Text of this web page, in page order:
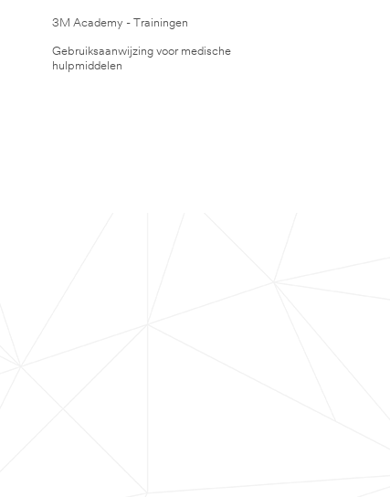
3M Academy - Trainingen
Gebruiksaanwijzing voor medische
hulpmiddelen